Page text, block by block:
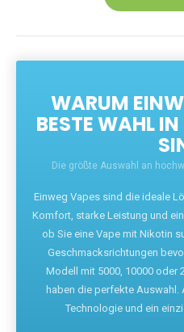
WARUM
BESTE WAHL
Die größte Auswahl an
Einweg Vapes sind die ideale
Komfort, starke Leistung und
ob Sie eine Vape mit Nikotin
Geschmacksrichtungen
Modell mit 5000, 10000 oder
haben die perfekte
Technologie und ein